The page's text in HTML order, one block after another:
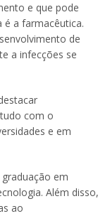
e que pode
a farmacêutica.
de
a infecções se
com o
e em
em
Além disso,
ao